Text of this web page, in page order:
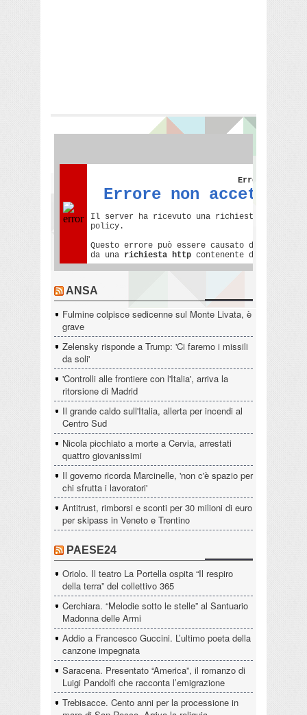
ANSA
Fulmine colpisce sedicenne sul Monte Livata, è
grave
Zelensky risponde a Trump: 'Ci faremo i missili
da soli'
'Controlli alle frontiere con l'Italia', arriva la
ritorsione di Madrid
Il grande caldo sull'Italia, allerta per incendi al
Centro Sud
Nicola picchiato a morte a Cervia, arrestati
quattro giovanissimi
Il governo ricorda Marcinelle, 'non c'è spazio per
chi sfrutta i lavoratori'
Antitrust, rimborsi e sconti per 30 milioni di euro
per skipass in Veneto e Trentino
PAESE24
Oriolo. Il teatro La Portella ospita “Il respiro
della terra” del collettivo 365
Cerchiara. “Melodie sotto le stelle” al Santuario
Madonna delle Armi
Addio a Francesco Guccini. L’ultimo poeta della
canzone impegnata
Saracena. Presentato “America”, il romanzo di
Luigi Pandolfi che racconta l’emigrazione
Trebisacce. Cento anni per la processione in